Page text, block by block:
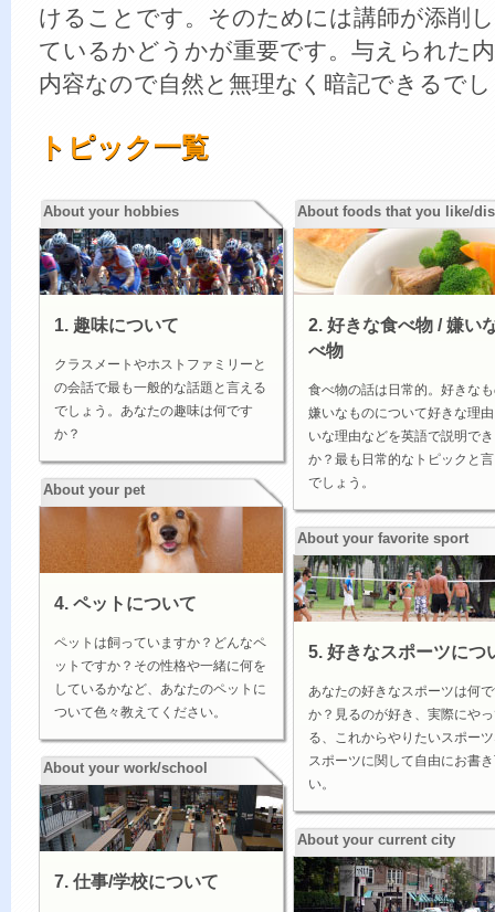
けることです。そのためには講師が添削
ているかどうかが重要です。与えられた
内容なので自然と無理なく暗記できるで
トピック一覧
About your hobbies
1. 趣味について
クラスメートやホストファミリーと
の会話で最も一般的な話題と言える
でしょう。あなたの趣味は何です
か？
About your pet
4. ペットについて
ペットは飼っていますか？どんなペ
ットですか？その性格や一緒に何を
しているかなど、あなたのペットに
ついて色々教えてください。
About your work/school
7. 仕事/学校について
About foods that you like/
2. 好きな食べ物 / 嫌い
べ物
食べ物の話は日常的。好きな
嫌いなものについて好きな理
いな理由などを英語で説明で
か？最も日常的なトピックと
でしょう。
About your favorite sport
5. 好きなスポーツにつ
あなたの好きなスポーツは何
か？見るのが好き、実際にや
る、これからやりたいスポー
スポーツに関して自由にお書
い。
About your current city